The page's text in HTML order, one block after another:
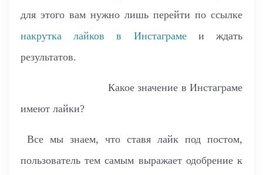
для этого вам нужно лишь перейти по ссылке
накрутка лайков в Инстаграмеи ждать
результатов.
Какое значение в Инстаграме
имеют лайки?
Все мы знаем, что ставя лайк под постом,
пользователь тем самым выражает одобрение к